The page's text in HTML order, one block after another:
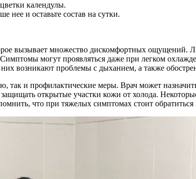
календулы.
нее и оставьте состав на сутки.
вызывает множество дискомфортных ощущений.
могут проявляться даже при легком
возникают проблемы с дыханием, а также
так и профилактические меры. Врач может
открытые участки кожи от холода.
что при тяжелых симптомах стоит